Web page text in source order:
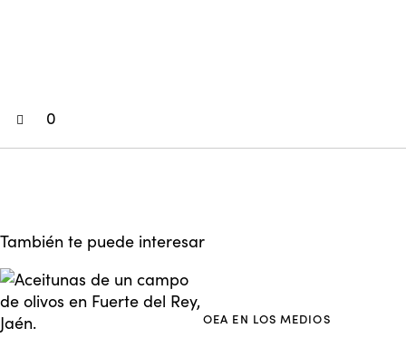
0
También te puede interesar
OEA EN LOS MEDIOS